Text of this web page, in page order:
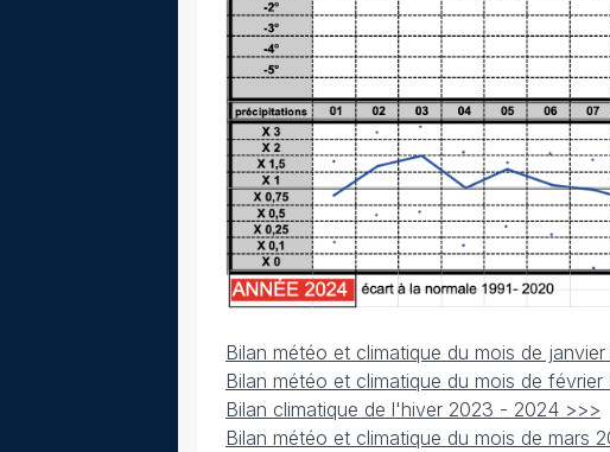
Bilan météo et climatique du mois de
Bilan météo et climatique du mois de
Bilan climatique de l'hiver 2023 - 2024 >>>
Bilan météo et climatique du mois de mars